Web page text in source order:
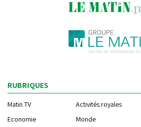
RUBRIQUES
Matin TV Activités royales
Economie
Monde